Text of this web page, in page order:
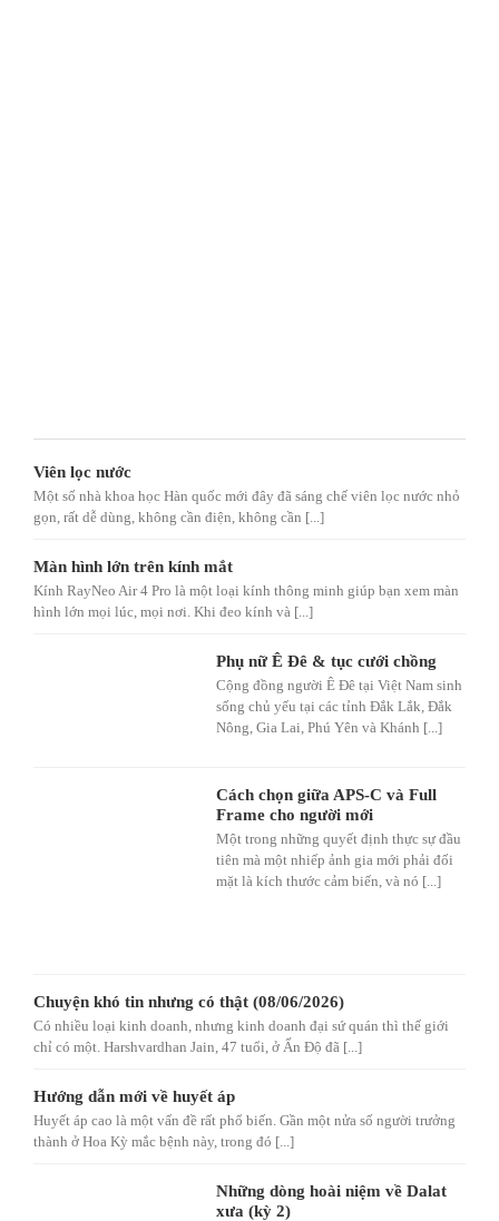
Viên lọc nước
Một số nhà khoa học Hàn quốc mới đây đã sáng chế viên lọc nước nhỏ
gọn, rất dễ dùng, không cần điện, không cần [...]
Màn hình lớn trên kính mắt
Kính RayNeo Air 4 Pro là một loại kính thông minh giúp bạn xem màn
hình lớn mọi lúc, mọi nơi. Khi đeo kính và [...]
Phụ nữ Ê Đê & tục cưới chồng
Cộng đồng người Ê Đê tại Việt Nam sinh
sống chủ yếu tại các tỉnh Đắk Lắk, Đắk
Nông, Gia Lai, Phú Yên và Khánh [...]
Cách chọn giữa APS-C và Full
Frame cho người mới
Một trong những quyết định thực sự đầu
tiên mà một nhiếp ảnh gia mới phải đối
mặt là kích thước cảm biến, và nó [...]
Chuyện khó tin nhưng có thật (08/06/2026)
Có nhiều loại kinh doanh, nhưng kinh doanh đại sứ quán thì thế giới
chỉ có một. Harshvardhan Jain, 47 tuổi, ở Ấn Độ đã [...]
Hướng dẫn mới về huyết áp
Huyết áp cao là một vấn đề rất phổ biến. Gần một nửa số người trưởng
thành ở Hoa Kỳ mắc bệnh này, trong đó [...]
Những dòng hoài niệm về Dalat
xưa (kỳ 2)